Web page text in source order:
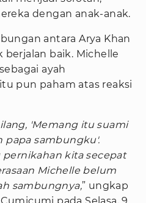
dengan anak-anak.
antara Arya Khan
berjalan baik. Michelle
ayah
pun paham atas reaksi
'Memang itu suami
papa sambungku'.
kita secepat
Michelle belum
sambungnya,” ungkap